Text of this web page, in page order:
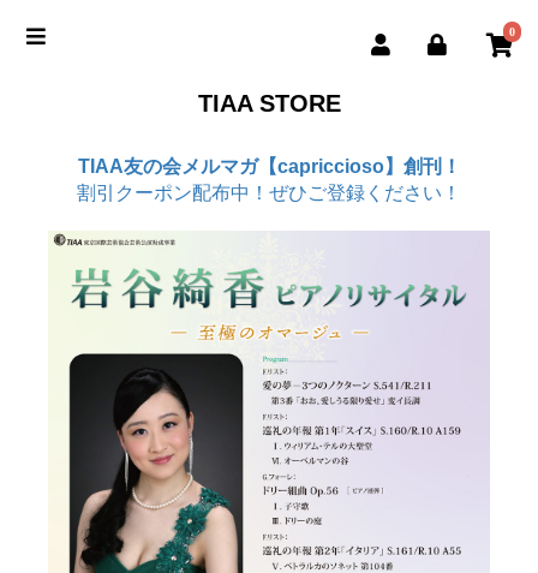
0
TIAA STORE
TIAA友の会メルマガ【capriccioso】創刊！
割引クーポン配布中！ぜひご登録ください！